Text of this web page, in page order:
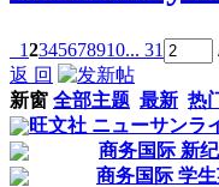
12345678910... 31
返 回
新窗 全部主题 最新 热
旺文社 ニューサンラ
商务国际 新
商务国际 学